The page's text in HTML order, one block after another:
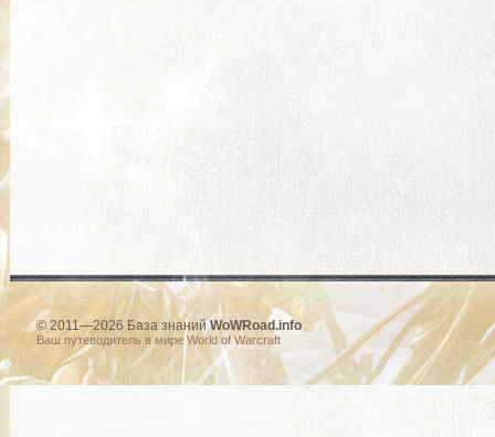
© 2011—2026 База знанийWoWRoad.info
Ваш путеводитель в мире World of Warcraft